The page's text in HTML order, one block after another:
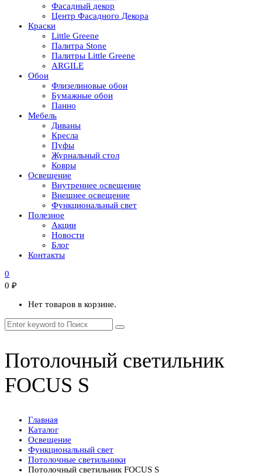
Фасадный декор
Центр Фасадного Декора
Краски
Little Greene
Палитра Stone
Палитры Little Greene
ARGILE
Обои
Флизелиновые обои
Бумажные обои
Панно
Мебель
Диваны
Кресла
Пуфы
Журнальный стол
Ковры
Освещение
Внутреннее освещение
Внешнее освещение
Функциональный свет
Полезное
Акции
Новости
Блог
Контакты
0
0 ₽
Нет товаров в корзине.
Потолочный светильник
FOCUS S
Главная
Каталог
Освещение
Функциональный свет
Потолочные светильники
Потолочный светильник FOCUS S